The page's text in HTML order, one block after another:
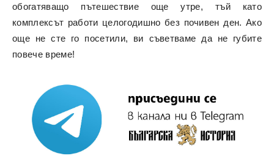
обогатяващо пътешествие още утре, тъй като
комплексът работи целогодишно без почивен ден. Ако
още не сте го посетили, ви съветваме да не губите
повече време!